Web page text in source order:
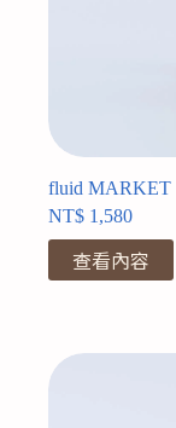
fluid MARKET
NT$ 1,580
查看內容